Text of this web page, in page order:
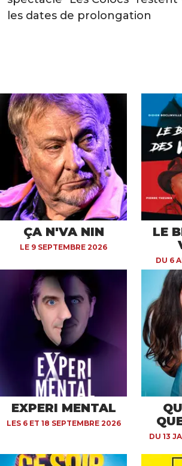
les dates de prolongation
ÇA N'VA NIN
LE 9 SEPTEMBRE 2026
LE
DU 6
EXPERI MENTAL
LES 6 ET 18 SEPTEMBRE 2026
DU 13